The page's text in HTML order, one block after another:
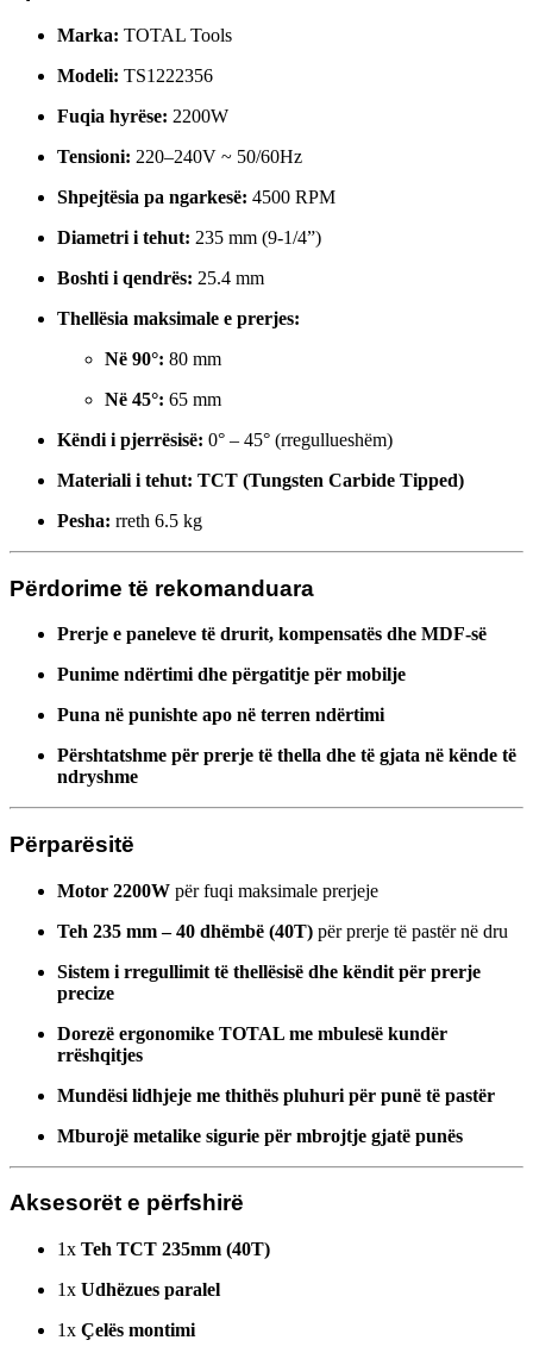
Marka: TOTAL Tools
Modeli: TS1222356
Fuqia hyrëse: 2200W
Tensioni: 220–240V ~ 50/60Hz
Shpejtësia pa ngarkesë: 4500 RPM
Diametri i tehut: 235 mm (9-1/4”)
Boshti i qendrës: 25.4 mm
Thellësia maksimale e prerjes:
Në 90°: 80 mm
Në 45°: 65 mm
Këndi i pjerrësisë: 0° – 45° (rregullueshëm)
Materiali i tehut: TCT (Tungsten Carbide Tipped)
Pesha: rreth 6.5 kg
Përdorime të rekomanduara
Prerje e paneleve të drurit, kompensatës dhe MDF-së
Punime ndërtimi dhe përgatitje për mobilje
Puna në punishte apo në terren ndërtimi
Përshtatshme për prerje të thella dhe të gjata në kënde të
ndryshme
Përparësitë
Motor 2200W për fuqi maksimale prerjeje
Teh 235 mm – 40 dhëmbë (40T) për prerje të pastër në dru
Sistem i rregullimit të thellësisë dhe këndit për prerje
precize
Dorezë ergonomike TOTAL me mbulesë kundër
rrëshqitjes
Mundësi lidhjeje me thithës pluhuri për punë të pastër
Mburojë metalike sigurie për mbrojtje gjatë punës
Aksesorët e përfshirë
1x Teh TCT 235mm (40T)
1x Udhëzues paralel
1x Çelës montimi